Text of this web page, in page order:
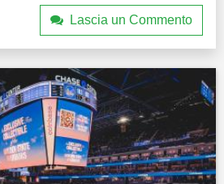
Lascia un Commento